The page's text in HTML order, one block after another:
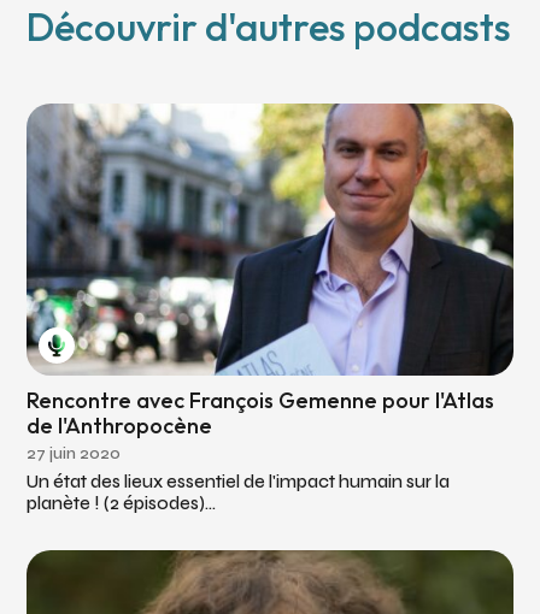
Découvrir d'autres podcasts
Rencontre avec François Gemenne pour l'Atlas
de l'Anthropocène
27 juin 2020
Un état des lieux essentiel de l'impact humain sur la
planète ! (2 épisodes)...